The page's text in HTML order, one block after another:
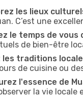
les lieux
C’est une
le temps de vous
de bien-être
les traditions
de cuisine ou
l'essence de
la vie locale